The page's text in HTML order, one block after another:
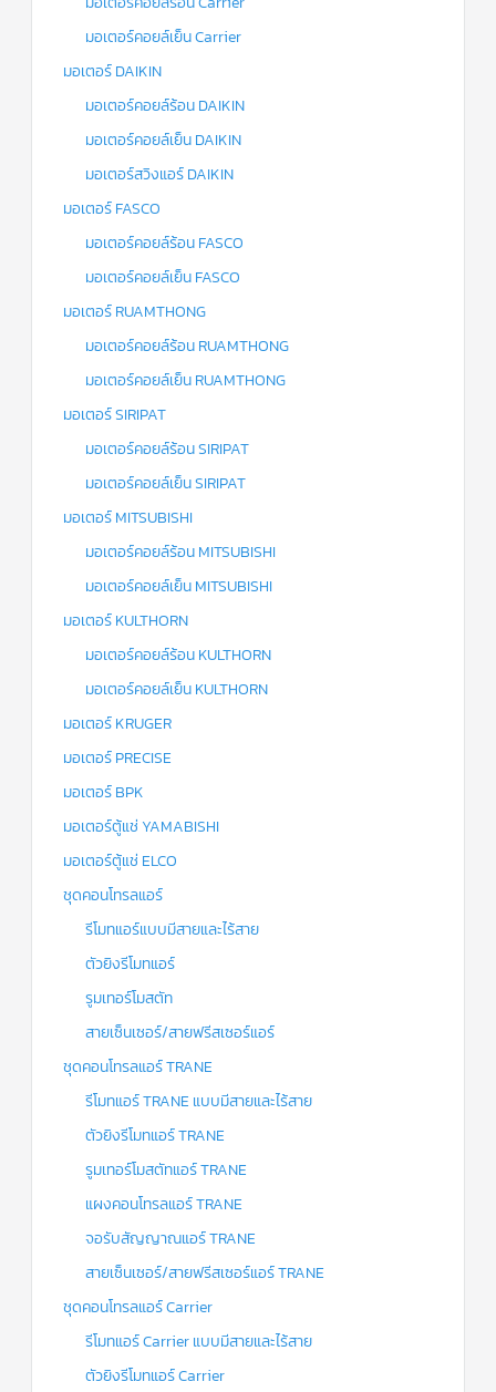
มอเตอร์คอยล์เย็น Carrier
มอเตอร์ DAIKIN
มอเตอร์คอยล์ร้อน DAIKIN
มอเตอร์คอยล์เย็น DAIKIN
มอเตอร์สวิงแอร์ DAIKIN
มอเตอร์ FASCO
มอเตอร์คอยล์ร้อน FASCO
มอเตอร์คอยล์เย็น FASCO
มอเตอร์ RUAMTHONG
มอเตอร์คอยล์ร้อน RUAMTHONG
มอเตอร์คอยล์เย็น RUAMTHONG
มอเตอร์ SIRIPAT
มอเตอร์คอยล์ร้อน SIRIPAT
มอเตอร์คอยล์เย็น SIRIPAT
มอเตอร์ MITSUBISHI
มอเตอร์คอยล์ร้อน MITSUBISHI
มอเตอร์คอยล์เย็น MITSUBISHI
มอเตอร์ KULTHORN
มอเตอร์คอยล์ร้อน KULTHORN
มอเตอร์คอยล์เย็น KULTHORN
มอเตอร์ KRUGER
มอเตอร์ PRECISE
มอเตอร์ BPK
มอเตอร์ตู้แช่ YAMABISHI
มอเตอร์ตู้แช่ ELCO
ชุดคอนโทรลแอร์
รีโมทแอร์แบบมีสายและไร้สาย
ตัวยิงรีโมทแอร์
รูมเทอร์โมสตัท
สายเซ็นเซอร์/สายฟรีสเซอร์แอร์
ชุดคอนโทรลแอร์ TRANE
รีโมทแอร์ TRANE แบบมีสายและไร้สาย
ตัวยิงรีโมทแอร์ TRANE
รูมเทอร์โมสตัทแอร์ TRANE
แผงคอนโทรลแอร์ TRANE
จอรับสัญญาณแอร์ TRANE
สายเซ็นเซอร์/สายฟรีสเซอร์แอร์ TRANE
ชุดคอนโทรลแอร์ Carrier
รีโมทแอร์ Carrier แบบมีสายและไร้สาย
ตัวยิงรีโมทแอร์ Carrier